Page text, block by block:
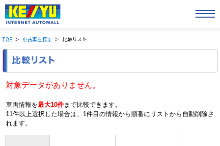
TOP 中古車を探す 比較リスト
対象データがありません。
車両情報を最大10件まで比較できます。
11件以上選択した場合は、1件目の情報から順番にリストから自動削除さ
れます。